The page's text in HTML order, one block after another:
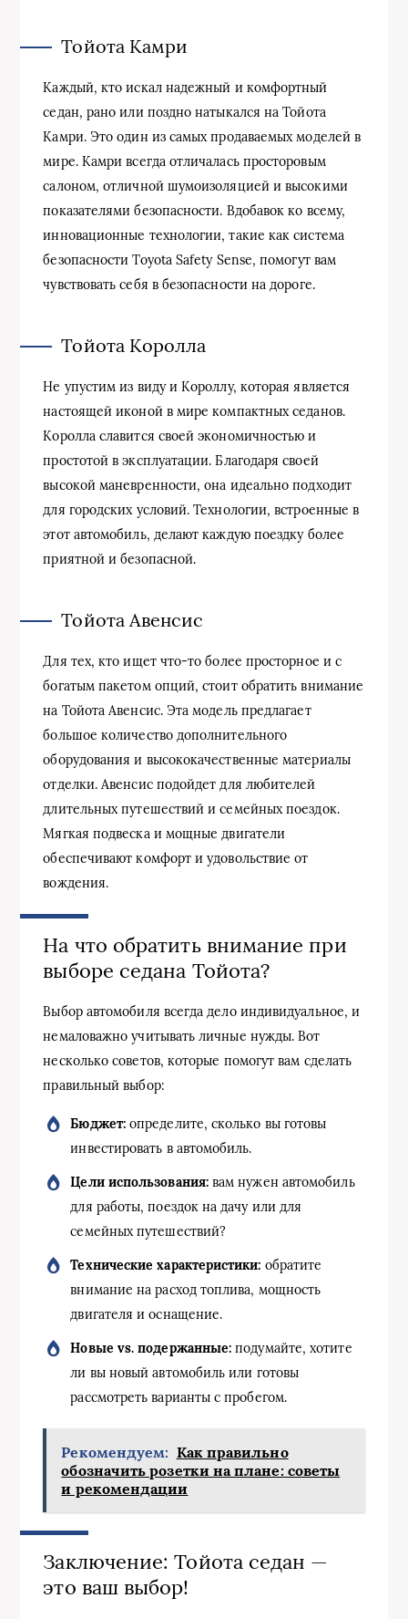
Тойота Камри
Каждый, кто искал надежный и комфортный
седан, рано или поздно натыкался на Тойота
Камри. Это один из самых продаваемых моделей в
мире. Камри всегда отличалась просторовым
салоном, отличной шумоизоляцией и высокими
показателями безопасности. Вдобавок ко всему,
инновационные технологии, такие как система
безопасности Toyota Safety Sense, помогут вам
чувствовать себя в безопасности на дороге.
Тойота Королла
Не упустим из виду и Короллу, которая является
настоящей иконой в мире компактных седанов.
Королла славится своей экономичностью и
простотой в эксплуатации. Благодаря своей
высокой маневренности, она идеально подходит
для городских условий. Технологии, встроенные в
этот автомобиль, делают каждую поездку более
приятной и безопасной.
Тойота Авенсис
Для тех, кто ищет что-то более просторное и с
богатым пакетом опций, стоит обратить внимание
на Тойота Авенсис. Эта модель предлагает
большое количество дополнительного
оборудования и высококачественные материалы
отделки. Авенсис подойдет для любителей
длительных путешествий и семейных поездок.
Мягкая подвеска и мощные двигатели
обеспечивают комфорт и удовольствие от
вождения.
На что обратить внимание при
выборе седана Тойота?
Выбор автомобиля всегда дело индивидуальное, и
немаловажно учитывать личные нужды. Вот
несколько советов, которые помогут вам сделать
правильный выбор:
Бюджет:определите, сколько вы готовы
инвестировать в автомобиль.
Цели использования:вам нужен автомобиль
для работы, поездок на дачу или для
семейных путешествий?
Технические характеристики: обратите
внимание на расход топлива, мощность
двигателя и оснащение.
Новые vs. подержанные: подумайте, хотите
ли вы новый автомобиль или готовы
рассмотреть варианты с пробегом.
Рекомендуем: Как правильно
обозначить розетки на плане: советы
и рекомендации
Заключение: Тойота седан —
это ваш выбор!